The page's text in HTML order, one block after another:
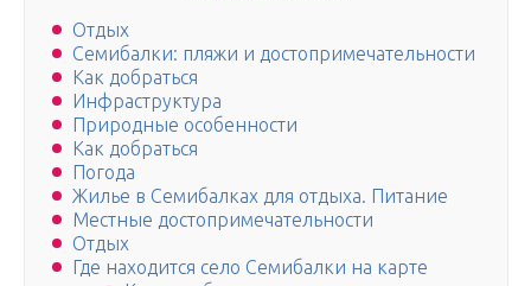
Отдых
Семибалки: пляжи и достопримечательности
Как добраться
Инфраструктура
Природные особенности
Как добраться
Погода
Жилье в Семибалках для отдыха. Питание
Местные достопримечательности
Отдых
Где находится село Семибалки на карте